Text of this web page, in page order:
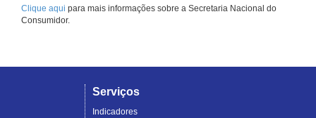
Clique aqui para mais informações sobre a Secretaria Nacional do
Consumidor.
Serviços
Indicadores